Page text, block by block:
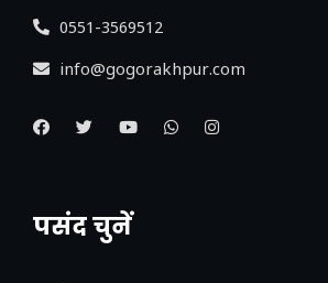
0551-3569512
info@gogorakhpur.com
पसंद चुनें